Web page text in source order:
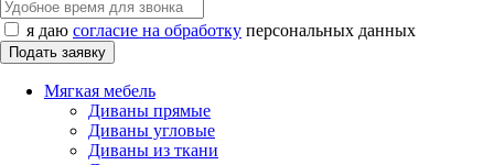
я даю согласие на обработку персональных данных
Мягкая мебель
Диваны прямые
Диваны угловые
Диваны из ткани